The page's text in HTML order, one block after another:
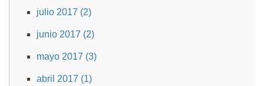
julio 2017 (2)
junio 2017 (2)
mayo 2017 (3)
abril 2017 (1)